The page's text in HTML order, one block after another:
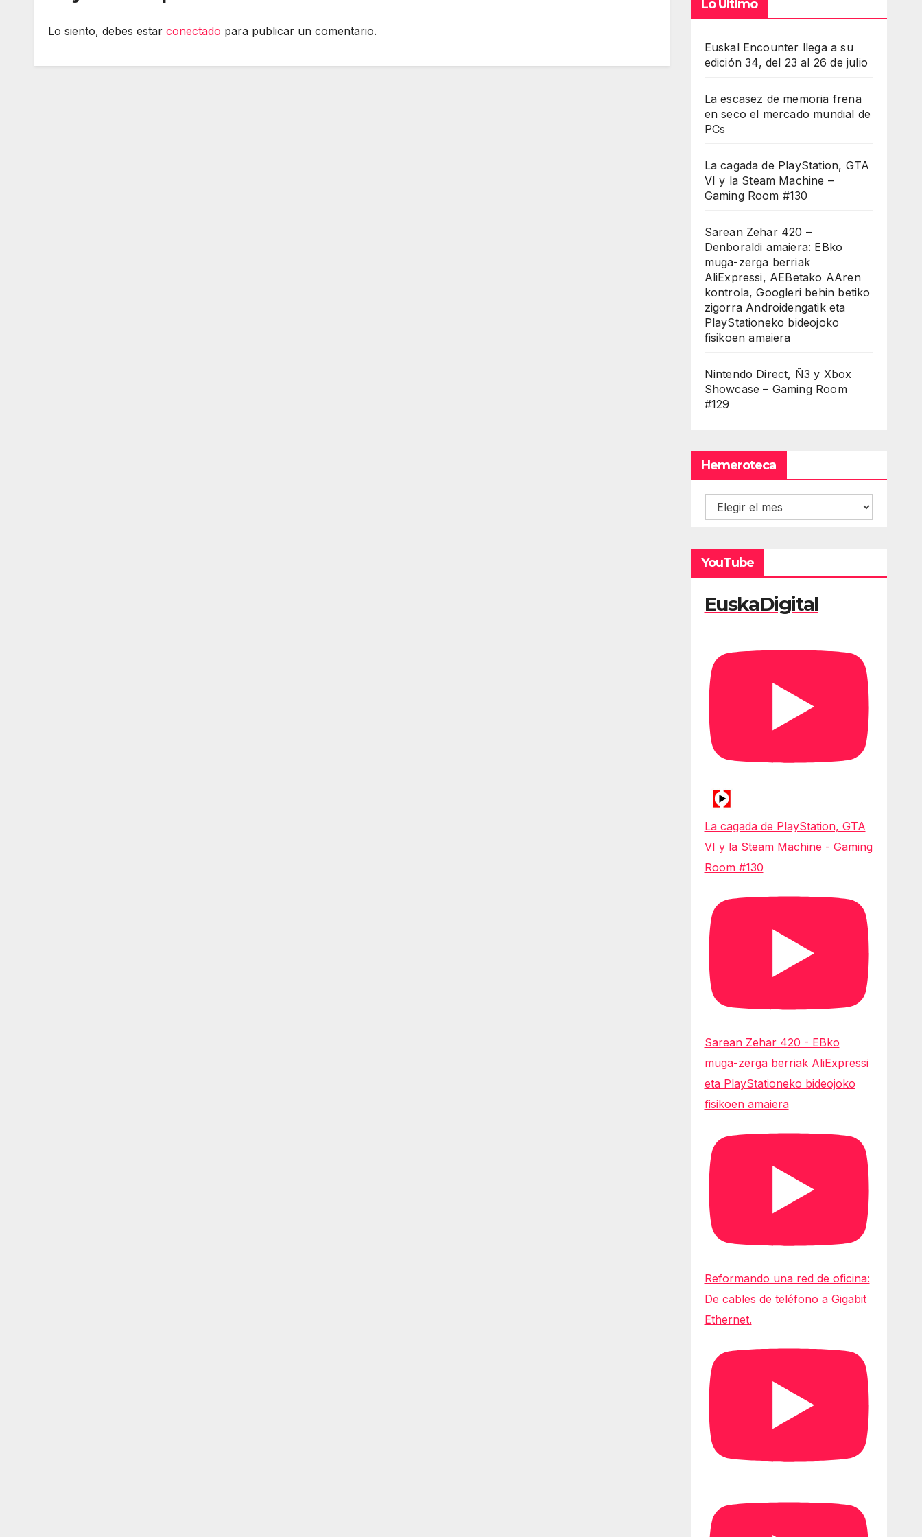
Lo siento, debes estar conectado para publicar un comentario.
Lo Último
Euskal Encounter llega a su
edición 34, del 23 al 26 de julio
La escasez de memoria frena
en seco el mercado mundial de
PCs
La cagada de PlayStation, GTA
VI y la Steam Machine –
Gaming Room #130
Sarean Zehar 420 –
Denboraldi amaiera: EBko
muga-zerga berriak
AliExpressi, AEBetako AAren
kontrola, Googleri behin betiko
zigorra Androidengatik eta
PlayStationeko bideojoko
fisikoen amaiera
Nintendo Direct, Ñ3 y Xbox
Showcase – Gaming Room
#129
Hemeroteca
Hemeroteca
YouTube
EuskaDigital
La cagada de PlayStation, GTA
VI y la Steam Machine - Gaming
Room #130
Sarean Zehar 420 - EBko
muga-zerga berriak AliExpressi
eta PlayStationeko bideojoko
fisikoen amaiera
Reformando una red de oficina:
De cables de teléfono a Gigabit
Ethernet.